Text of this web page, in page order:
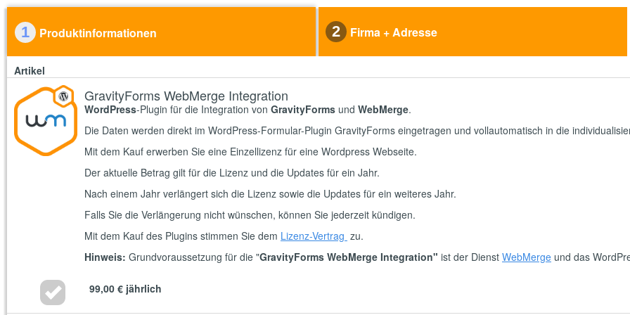
1 Produktinformationen 2 Firma + Adresse
Artikel
GravityForms WebMerge Integration
WordPress-Plugin für die Integration von GravityForms und WebMerge.
Die Daten werden direkt im WordPress-Formular-Plugin GravityForms eingetragen und vollautomatisch in die
Mit dem Kauf erwerben Sie eine Einzellizenz für eine Wordpress Webseite.
Der aktuelle Betrag gilt für die Lizenz und die Updates für ein Jahr.
Nach einem Jahr verlängert sich die Lizenz sowie die Updates für ein weiteres Jahr.
Falls Sie die Verlängerung nicht wünschen, können Sie jederzeit kündigen.
Mit dem Kauf des Plugins stimmen Sie dem Lizenz-Vertrag zu.
Hinweis: Grundvoraussetzung für die "GravityForms WebMerge Integration" ist der Dienst WebMerge und das
99,00 € jährlich